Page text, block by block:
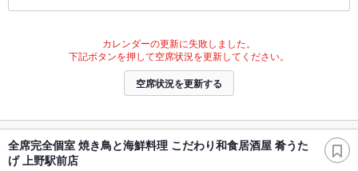
カレンダーの更新に失敗しました。
下記ボタンを押して空席状況を更新してください。
空席状況を更新する
全席完全個室 焼き鳥と海鮮料理 こだわり和食居酒屋 肴うた
げ 上野駅前店